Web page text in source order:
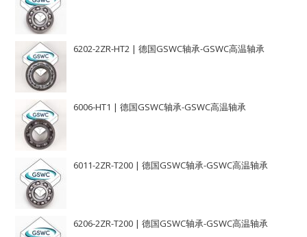
6202-2ZR-HT2 | 德国GSWC轴承-GSWC高温轴承
6006-HT1 | 德国GSWC轴承-GSWC高温轴承
6011-2ZR-T200 | 德国GSWC轴承-GSWC高温轴承
6206-2ZR-T200 | 德国GSWC轴承-GSWC高温轴承